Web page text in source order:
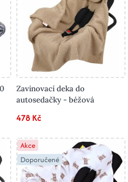
Zavinovací deka do
autosedačky - béžová
478 Kč
Akce
Doporučené